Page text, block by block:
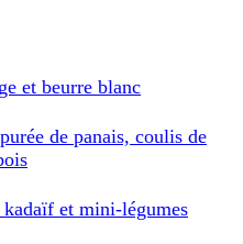
et beurre blanc
de panais, coulis de
et mini-légumes